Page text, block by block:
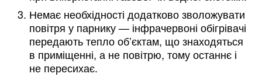
Немає необхідності додатково зволожувати
повітря у парнику — інфрачервоні обігрівачі
передають тепло об’єктам, що знаходяться
в приміщенні, а не повітрю, тому останнє і
не пересихає.